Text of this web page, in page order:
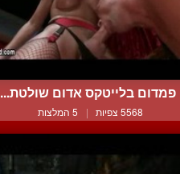
פמדום בלייטקס אדום שולטת...
5568 צפיות | 5 המלצות